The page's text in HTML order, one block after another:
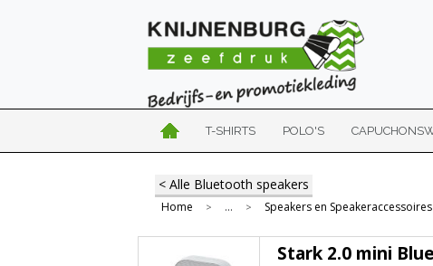
T-SHIRTS POLO'S
< Alle Bluetooth speakers
Home > ... > Speakers en Speakeraccessoires
Stark 2.0 mini